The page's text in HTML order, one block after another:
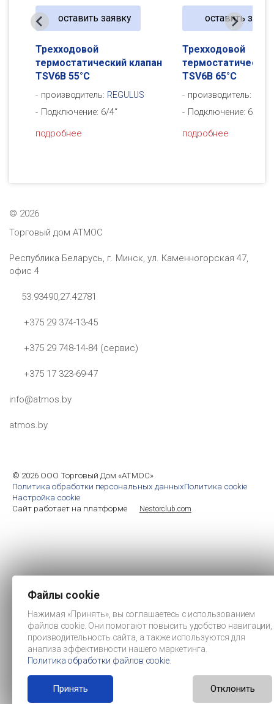
Трехходовой
термостатический клапан
TSV6B 65°C
производитель: REGULUS
Подключение: 6/4“
подробнее
оставить заявку
Трехходовой
TSV6B 72°C
производитель:
Подключение: 6/4“
подробнее
оставить
© 2026
Торговый дом АТМОС
Республика Беларусь, г. Минск, ул. Каменногорская 47,
офис 4
53.93490,27.42781
+375 29 374-13-45
+375 29 748-14-84 (сервис)
+375 17 323-69-47
info@atmos.by
atmos.by
© 2026 ООО Торговый Дом «АТМОС»
Политика обработки персональных данныхПолитика cookie
Настройка cookie
Сайт работает на платформе
Nestorclub.com
Файлы cookie
Нажимая «Принять», вы соглашаетесь с использованием
файлов cookie. Они помогают повысить удобство навигации,
производительность сайта, а также используются для
анализа эффективности нашего маркетинга.
Политика обработки файлов cookie
Принять Отклонить